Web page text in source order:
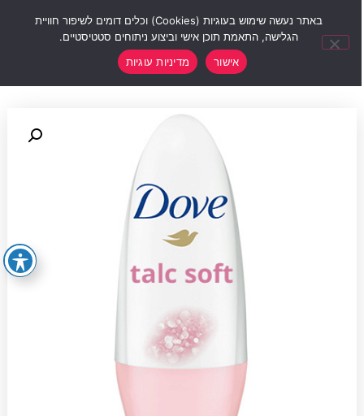
באתר נעשה שימוש בעוגיות (Cookies) וכלים דומים לשיפור חוויית
הגלישה, התאמת תוכן אישי וביצוע ניתוחים סטטיסטיים.
אישור
מדיניות עוגיות